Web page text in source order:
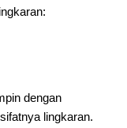
dengan
lingkaran.